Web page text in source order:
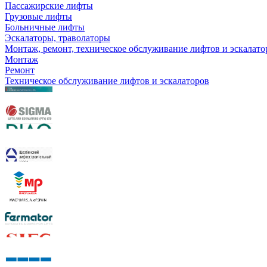
Пассажирские лифты
Грузовые лифты
Больничные лифты
Эскалаторы, траволаторы
Монтаж, ремонт, техническое обслуживание лифтов и
Монтаж
Ремонт
Техническое обслуживание лифтов и эскалаторов